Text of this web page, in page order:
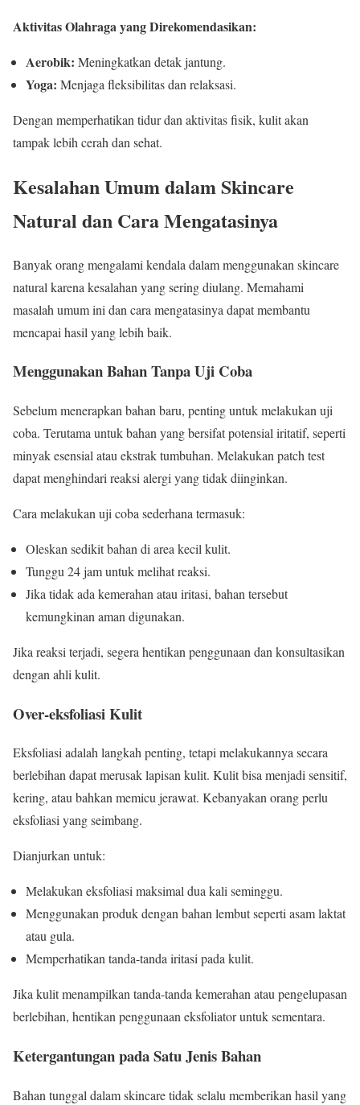
Aktivitas Olahraga yang Direkomendasikan:
Aerobik: Meningkatkan detak jantung.
Yoga: Menjaga fleksibilitas dan relaksasi.
Dengan memperhatikan tidur dan aktivitas fisik, kulit akan
tampak lebih cerah dan sehat.
Kesalahan Umum dalam Skincare
Natural dan Cara Mengatasinya
Banyak orang mengalami kendala dalam menggunakan skincare
natural karena kesalahan yang sering diulang. Memahami
masalah umum ini dan cara mengatasinya dapat membantu
mencapai hasil yang lebih baik.
Menggunakan Bahan Tanpa Uji Coba
Sebelum menerapkan bahan baru, penting untuk melakukan uji
coba. Terutama untuk bahan yang bersifat potensial iritatif, seperti
minyak esensial atau ekstrak tumbuhan. Melakukan patch test
dapat menghindari reaksi alergi yang tidak diinginkan.
Cara melakukan uji coba sederhana termasuk:
Oleskan sedikit bahan di area kecil kulit.
Tunggu 24 jam untuk melihat reaksi.
Jika tidak ada kemerahan atau iritasi, bahan tersebut
kemungkinan aman digunakan.
Jika reaksi terjadi, segera hentikan penggunaan dan konsultasikan
dengan ahli kulit.
Over-eksfoliasi Kulit
Eksfoliasi adalah langkah penting, tetapi melakukannya secara
berlebihan dapat merusak lapisan kulit. Kulit bisa menjadi sensitif,
kering, atau bahkan memicu jerawat. Kebanyakan orang perlu
eksfoliasi yang seimbang.
Dianjurkan untuk:
Melakukan eksfoliasi maksimal dua kali seminggu.
Menggunakan produk dengan bahan lembut seperti asam laktat
atau gula.
Memperhatikan tanda-tanda iritasi pada kulit.
Jika kulit menampilkan tanda-tanda kemerahan atau pengelupasan
berlebihan, hentikan penggunaan eksfoliator untuk sementara.
Ketergantungan pada Satu Jenis Bahan
Bahan tunggal dalam skincare tidak selalu memberikan hasil yang